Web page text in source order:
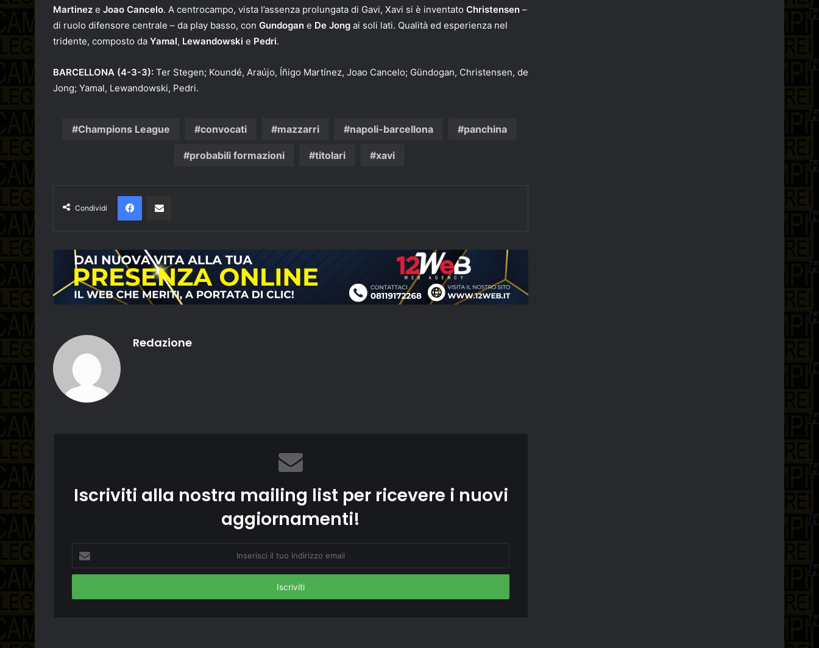
Martinez e Joao Cancelo. A centrocampo, vista l’assenza prolungata di Gavi, Xavi si è inventato Christensen –
di ruolo difensore centrale – da play basso, con Gundogan e De Jong ai soli lati. Qualità ed esperienza nel
tridente, composto da Yamal, Lewandowski e Pedri.
BARCELLONA (4-3-3): Ter Stegen; Koundé, Araújo, Íñigo Martínez, Joao Cancelo; Gündogan, Christensen, de
Jong; Yamal, Lewandowski, Pedri.
Champions League convocati mazzarri napoli-barcellona panchina
probabili formazioni titolari xavi
Condividi
Facebook
Redazione
Iscriviti alla nostra mailing list per ricevere i nuovi
aggiornamenti!
tuo
email